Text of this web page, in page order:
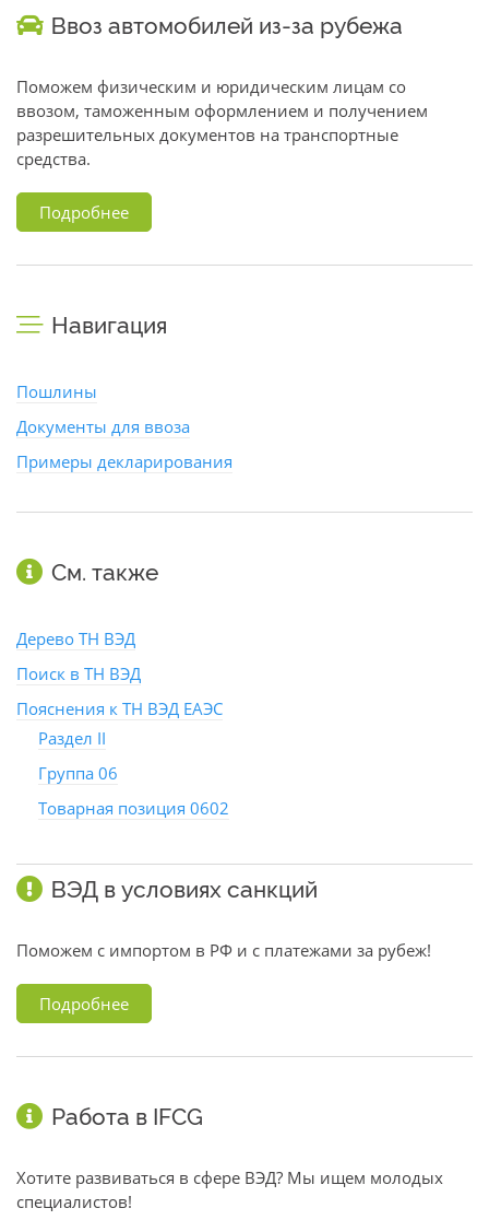
Ввоз автомобилей из-за рубежа
Поможем физическим и юридическим лицам со
ввозом, таможенным оформлением и получением
разрешительных документов на транспортные
средства.
Подробнее
Навигация
Пошлины
Документы для ввоза
Примеры декларирования
См. также
Дерево ТН ВЭД
Поиск в ТН ВЭД
Пояснения к ТН ВЭД ЕАЭС
Раздел II
Группа 06
Товарная позиция 0602
ВЭД в условиях санкций
Поможем с импортом в РФ и с платежами за рубеж!
Подробнее
Работа в IFCG
Хотите развиваться в сфере ВЭД? Мы ищем молодых
специалистов!